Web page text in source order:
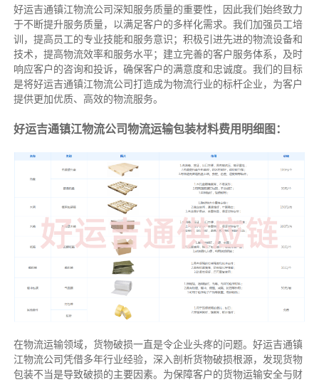
好运吉通镇江物流公司深知服务质量的重要性，因此我们始终致力
于不断提升服务质量，以满足客户的多样化需求。我们加强员工培
训，提高员工的专业技能和服务意识；积极引进先进的物流设备和
技术，提高物流效率和服务水平；建立完善的客户服务体系，及时
响应客户的咨询和投诉，确保客户的满意度和忠诚度。我们的目标
是将好运吉通镇江物流公司打造成为物流行业的标杆企业，为客户
提供更加优质、高效的物流服务。
好运吉通镇江物流公司物流运输包装材料费用明细图：
在物流运输领域，货物破损一直是令企业头疼的问题。好运吉通镇
江物流公司凭借多年行业经验，深入剖析货物破损根源，发现货物
包装不当是导致破损的主要因素。为保障客户的货物运输安全与财